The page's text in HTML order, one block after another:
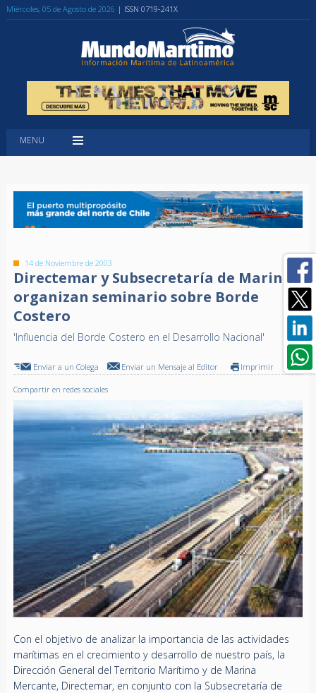
Miércoles, 05 de Agosto de 2026 | ISSN 0719-241X
MENU
14 de Noviembre de 2003
Directemar y Subsecretaría de Marina
organizan seminario sobre Borde
Costero
'Influencia del Borde Costero en el Desarrollo Nacional'
Enviar a un Colega Enviar un Mensaje al Editor Imprimir
Compartir en redes sociales
Con el objetivo de analizar la importancia de las actividades
marítimas en el crecimiento y desarrollo de nuestro país, la
Dirección General del Territorio Marítimo y de Marina
Mercante, Directemar, en conjunto con la Subsecretaría de